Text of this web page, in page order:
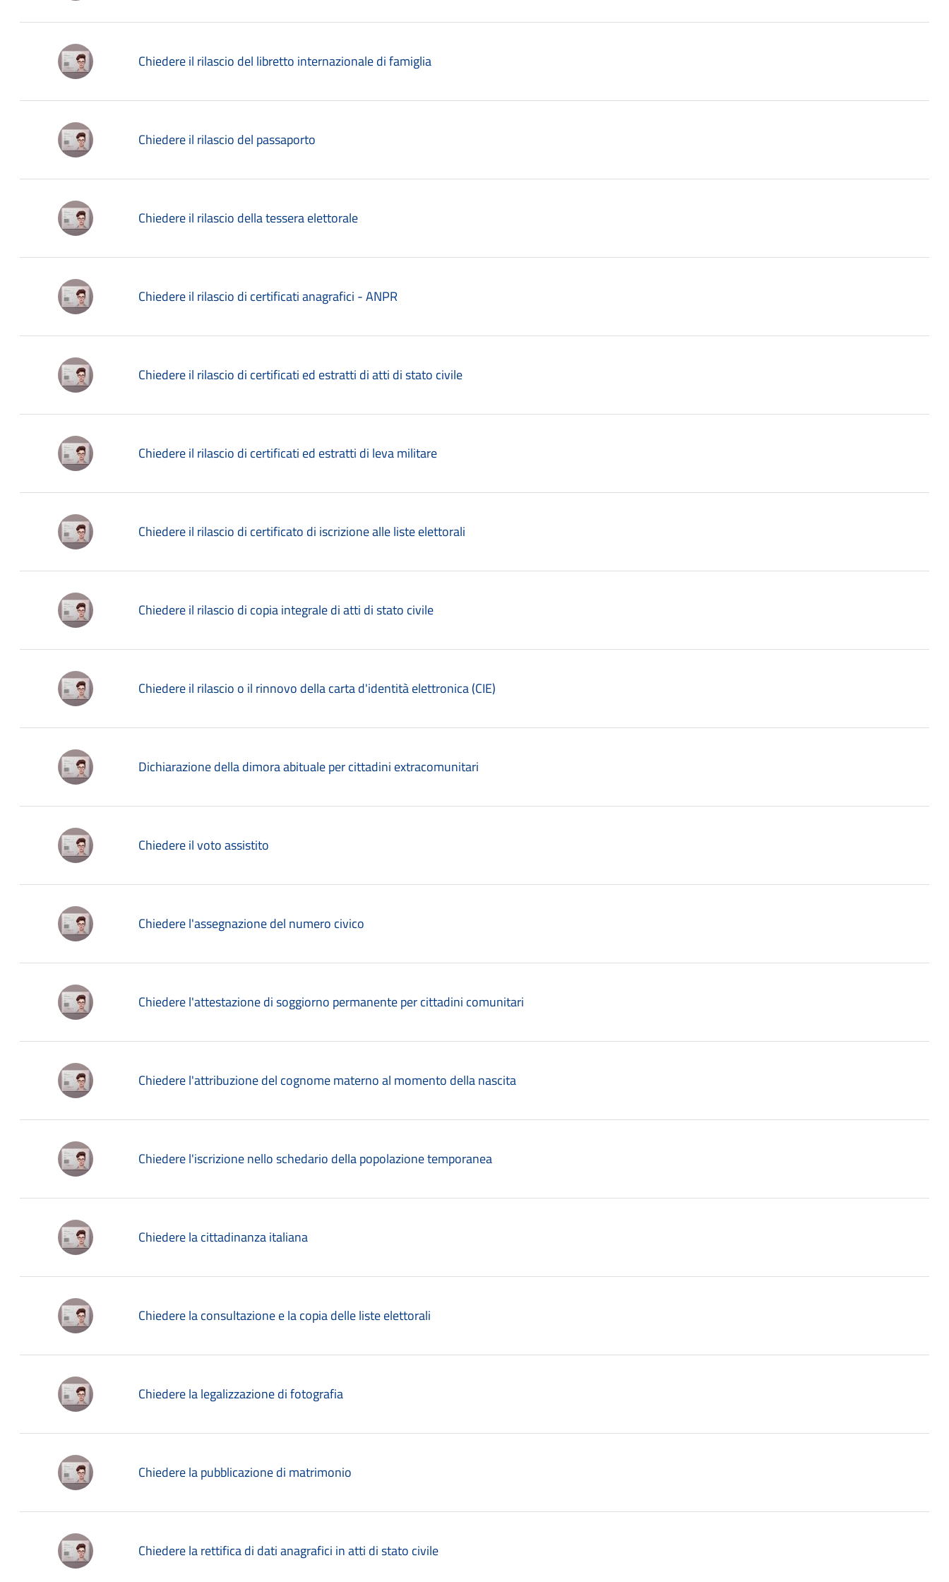
Chiedere il rilascio del libretto internazionale di famiglia
Chiedere il rilascio del passaporto
Chiedere il rilascio della tessera elettorale
Chiedere il rilascio di certificati anagrafici - ANPR
Chiedere il rilascio di certificati ed estratti di atti di stato civile
Chiedere il rilascio di certificati ed estratti di leva militare
Chiedere il rilascio di certificato di iscrizione alle liste elettorali
Chiedere il rilascio di copia integrale di atti di stato civile
Chiedere il rilascio o il rinnovo della carta d'identità elettronica (CIE)
Dichiarazione della dimora abituale per cittadini extracomunitari
Chiedere il voto assistito
Chiedere l'assegnazione del numero civico
Chiedere l'attestazione di soggiorno permanente per cittadini comunitari
Chiedere l'attribuzione del cognome materno al momento della nascita
Chiedere l'iscrizione nello schedario della popolazione temporanea
Chiedere la cittadinanza italiana
Chiedere la consultazione e la copia delle liste elettorali
Chiedere la legalizzazione di fotografia
Chiedere la pubblicazione di matrimonio
Chiedere la rettifica di dati anagrafici in atti di stato civile